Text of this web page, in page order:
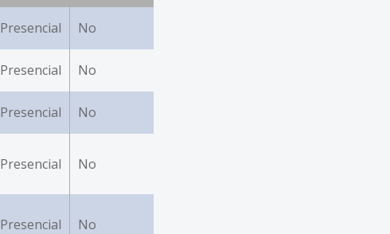
Presencial No
Presencial No
Presencial No
Presencial No
Presencial No